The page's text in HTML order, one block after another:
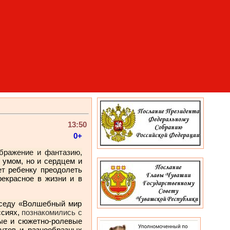
13:50
0+
и фантазию,
умом, но и сердцем и
ребенку преодолеть
в жизни и в
«Волшебный мир
познакомились с
и сюжетно-­ролевые